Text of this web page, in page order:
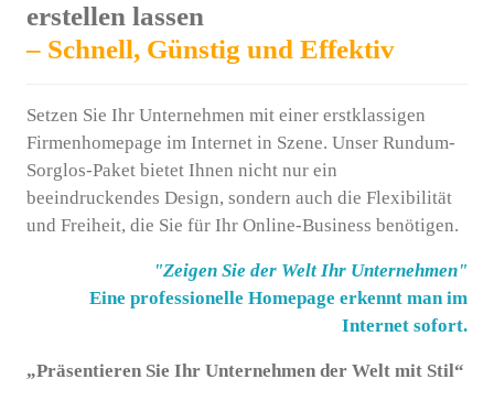
erstellen lassen
– Schnell, Günstig und Effektiv
Setzen Sie Ihr Unternehmen mit einer erstklassigen
Firmenhomepage im Internet in Szene. Unser Rundum-
Sorglos-Paket bietet Ihnen nicht nur ein
beeindruckendes Design, sondern auch die Flexibilität
und Freiheit, die Sie für Ihr Online-Business benötigen.
"Zeigen Sie der Welt Ihr Unternehmen"
Eine professionelle Homepage erkennt man im
Internet sofort.
„Präsentieren Sie Ihr Unternehmen der Welt mit Stil“